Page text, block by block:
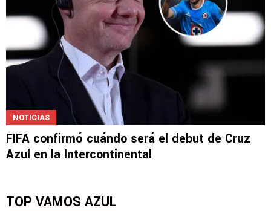
NOTICIAS
FIFA confirmó cuándo será el debut de Cruz
Azul en la Intercontinental
TOP VAMOS AZUL